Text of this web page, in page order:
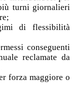
turni giornalieri
di flessibilità
conseguenti
reclamate da
forza maggiore o